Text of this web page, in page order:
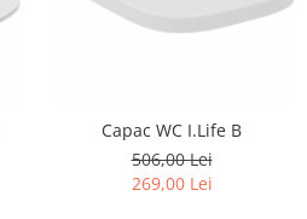
Capac WC I.Life B
506,00 Lei
269,00 Lei